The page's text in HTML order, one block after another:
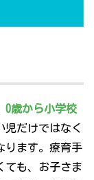
0歳から小学校
児だけではなく
ります。療育手
ても、お子さま